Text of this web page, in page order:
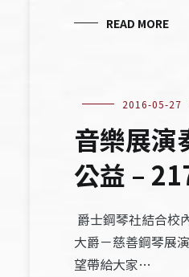
READ MORE
2016-05-27
音樂展演
公益 –
爵士鋼琴社結合校
大爵－慈善鋼琴展
望帶給大家…